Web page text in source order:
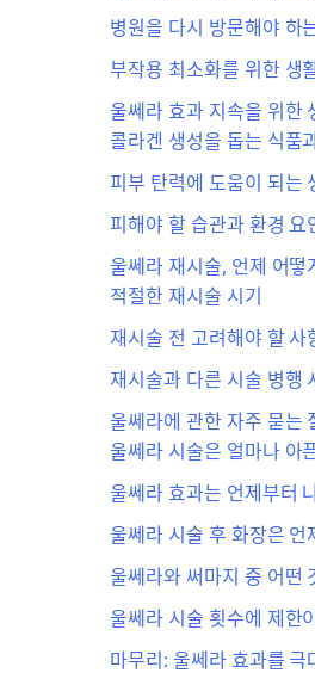
병원을 다시 방문해야 하
부작용 최소화를 위한 생
울쎄라 효과 지속을 위한
콜라겐 생성을 돕는 식품
피부 탄력에 도움이 되는
피해야 할 습관과 환경 요
울쎄라 재시술, 언제 어떻
적절한 재시술 시기
재시술 전 고려해야 할 사
재시술과 다른 시술 병행
울쎄라에 관한 자주 묻는
울쎄라 시술은 얼마나 아
울쎄라 효과는 언제부터
울쎄라 시술 후 화장은 언
울쎄라와 써마지 중 어떤
울쎄라 시술 횟수에 제한
마무리: 울쎄라 효과를